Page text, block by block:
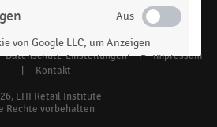
EHI Retail Institute
Rechte vorbehalten
Datenschutz-Einstellungen |
Impressum
Kontakt
von Google LLC, um Anzeigen
Informationen (z. B. Klick-
zu erfassen und auszuwerten.
Laufzeit: 1 Jahr. Google Ireland
Barrow Street, Dublin 4, Ireland.